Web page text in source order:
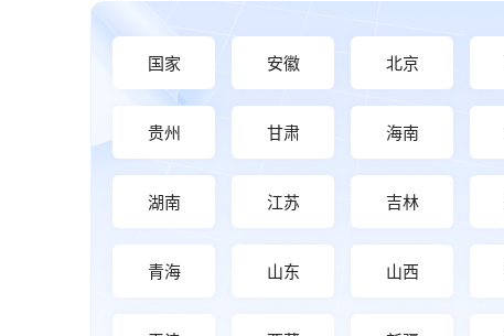
国家 安徽 北京
贵州 甘肃 海南
湖南 江苏 吉林
青海 山东 山西